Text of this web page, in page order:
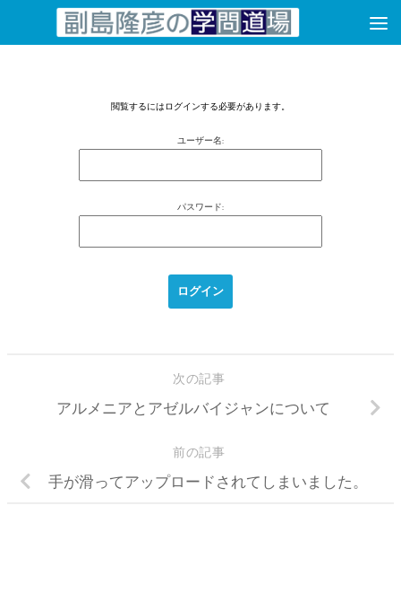
コンテンツへスキップ
閲覧するにはログインする必要があります。
ユーザー名:
パスワード:
次の記事
アルメニアとアゼルバイジャンについて
前の記事
手が滑ってアップロードされてしまいました。